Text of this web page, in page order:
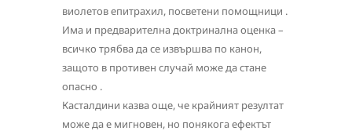
виолетов епитрахил, посветени помощници .
Има и предварителна доктринална оценка –
всичко трябва да се извършва по канон,
защото в противен случай може да стане
опасно .
Касталдини казва още, че крайният резултат
може да е мигновен, но понякога ефектът